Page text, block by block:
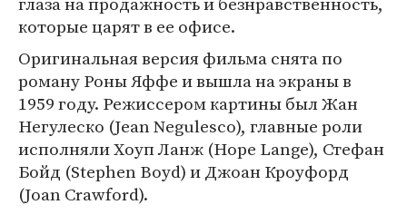
которые царят в ее офисе.
Оригинальная версия фильма снята по
роману Роны Яффе и вышла на экраны в
1959 году. Режиссером картины был Жан
Негулеско (Jean Negulesco), главные роли
исполняли Хоуп Ланж (Hope Lange), Стефан
Бойд (Stephen Boyd) и Джоан Кроуфорд
(Joan Crawford).